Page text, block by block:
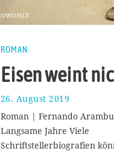
ROMAN
Eisen weint
26. August 2019
.
S
e
p
Roman | Fernando
Langsame Jahre Viele
Schriftstellerbiografien